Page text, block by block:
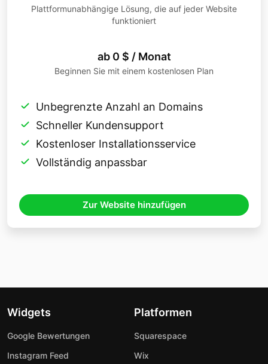
Plattformunabhängige Lösung, die auf jeder Website
funktioniert
ab 0 $ / Monat
Beginnen Sie mit einem kostenlosen Plan
Unbegrenzte Anzahl an Domains
Schneller Kundensupport
Kostenloser Installationsservice
Vollständig anpassbar
Zur Website hinzufügen
Widgets
Google Bewertungen
Instagram Feed
Platformen
Squarespace
Wix